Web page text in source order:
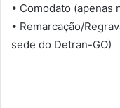
• Comodato (apenas
• Remarcação/
sede do Detran-GO)